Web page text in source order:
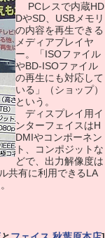
PCレスで内蔵HD
DやSD、USBメモリ
の内容を再生できる
メディアプレイヤ
ー。「ISOファイル
やBD-ISOファイル
の再生にも対応して
いる」（ショップ）
という。
ディスプレイ用イ
ンターフェイスはH
DMIやコンポーネン
ト、コンポジットな
どで、出力解像度は
共有に利用できるLA